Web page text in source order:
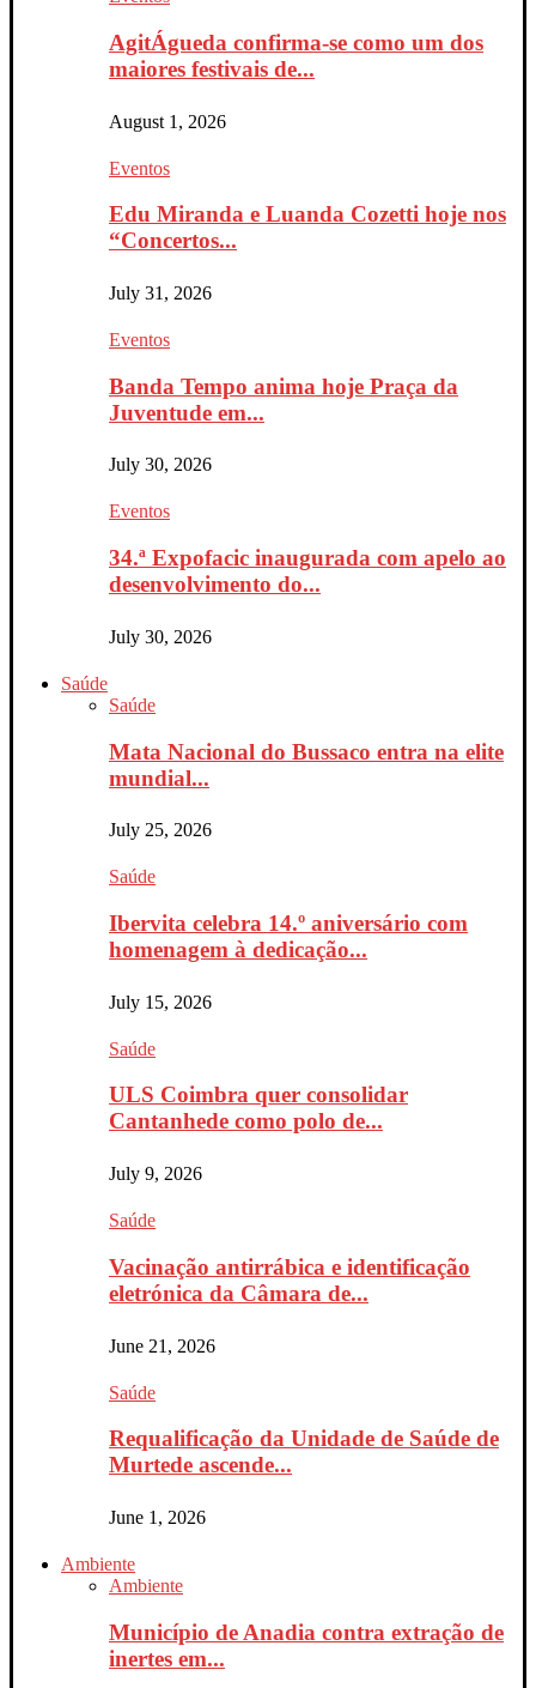
AgitÁgueda confirma-se como um dos
maiores festivais de...
August 1, 2026
Eventos
Edu Miranda e Luanda Cozetti hoje nos
“Concertos...
July 31, 2026
Eventos
Banda Tempo anima hoje Praça da
Juventude em...
July 30, 2026
Eventos
34.ª Expofacic inaugurada com apelo ao
desenvolvimento do...
July 30, 2026
Saúde
Saúde
Mata Nacional do Bussaco entra na elite
mundial...
July 25, 2026
Saúde
Ibervita celebra 14.º aniversário com
homenagem à dedicação...
July 15, 2026
Saúde
ULS Coimbra quer consolidar
Cantanhede como polo de...
July 9, 2026
Saúde
Vacinação antirrábica e identificação
eletrónica da Câmara de...
June 21, 2026
Saúde
Requalificação da Unidade de Saúde de
Murtede ascende...
June 1, 2026
Ambiente
Ambiente
Município de Anadia contra extração de
inertes em...